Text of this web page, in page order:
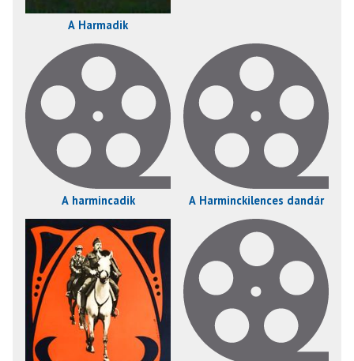
A Harmadik
A harmincadik A Harminckilences dandár